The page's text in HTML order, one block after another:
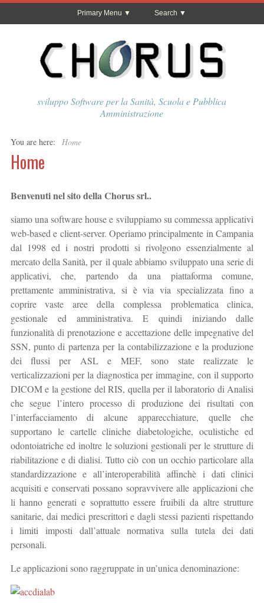
Primary Menu Search
sviluppo Software per la Sanità, Scuola e Pubblica
Amministrazione
You are here: Home
Home
Benvenuti nel sito della Chorus srl..
siamo una software house e sviluppiamo su commessa applicativi
web-based e client-server. Operiamo principalmente in Campania
dal 1998 ed i nostri prodotti si rivolgono essenzialmente al
mercato della Sanità, per il quale abbiamo sviluppato una serie di
applicativi, che, partendo da una piattaforma comune,
prettamente amministrativa, si è via via specializzata fino a
coprire vaste aree della complessa problematica clinica,
gestionale ed amministrativa. E quindi iniziando dalle
funzionalità di prenotazione e accettazione delle impegnative del
SSN, punto di partenza per la contabilizzazione e la produzione
dei flussi per ASL e MEF, sono state realizzate le
verticalizzazioni per la diagnostica per immagine, con il supporto
DICOM e la gestione del RIS, quella per il laboratorio di Analisi
che segue l’intero processo di produzione dei risultati con
l’interfacciamento di alcune apparecchiature, quelle che
supportano le cartelle cliniche diabetologiche, oculistiche ed
odontoiatriche ed inoltre le soluzioni gestionali per le strutture di
riabilitazione e di dialisi. Tutto ciò con un occhio particolare alla
standardizzazione e all’interoperabilità affinchè i dati clinici
acquisiti e conservati possano sopravvivere alle applicazioni che
li hanno generati e soprattutto essere fruibili da altre strutture
sanitarie, dai medici prescrittori e dagli stessi pazienti rispettando
i limiti imposti dall’attuale normativa sulla tutela dei dati
personali.
Le applicazioni sono raggruppate in un’unica denominazione: